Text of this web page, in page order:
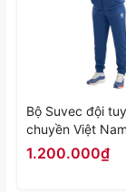
Bộ Suvec đội
chuyền Việt
"Đỏ" MJ-
1.200.000₫